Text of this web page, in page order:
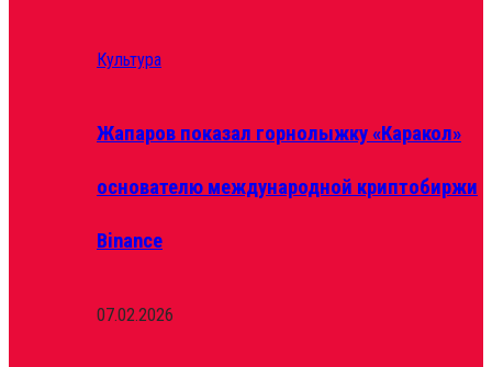
Культура
Жапаров показал горнолыжку «Каракол»
основателю международной криптобиржи
Binance
07.02.2026